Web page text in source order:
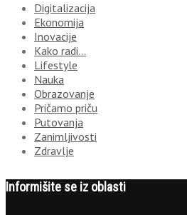
Digitalizacija
Ekonomija
Inovacije
Kako radi…
Lifestyle
Nauka
Obrazovanje
Pričamo priču
Putovanja
Zanimljivosti
Zdravlje
Informišite se iz oblasti